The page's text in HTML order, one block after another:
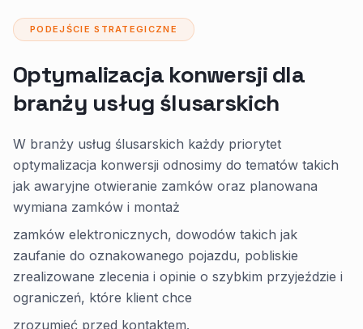
PODEJŚCIE STRATEGICZNE
Optymalizacja konwersji dla
branży usług ślusarskich
W branży usług ślusarskich każdy priorytet
optymalizacja konwersji odnosimy do tematów takich
jak awaryjne otwieranie zamków oraz planowana
wymiana zamków i montaż
zamków elektronicznych, dowodów takich jak
zaufanie do oznakowanego pojazdu, pobliskie
zrealizowane zlecenia i opinie o szybkim przyjeździe i
ograniczeń, które klient chce
zrozumieć przed kontaktem.